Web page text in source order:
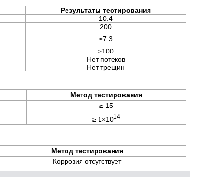
Результаты тестирования
10.4
200
≥7.3
≥100
Нет потеков
Нет трещин
Метод тестирования
≥ 15
≥ 1×1014
Метод тестирования
Коррозия отсутствует